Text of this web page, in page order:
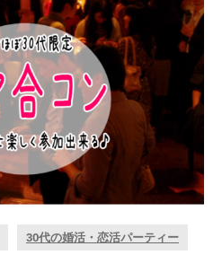
30代の婚活・恋活パーティー